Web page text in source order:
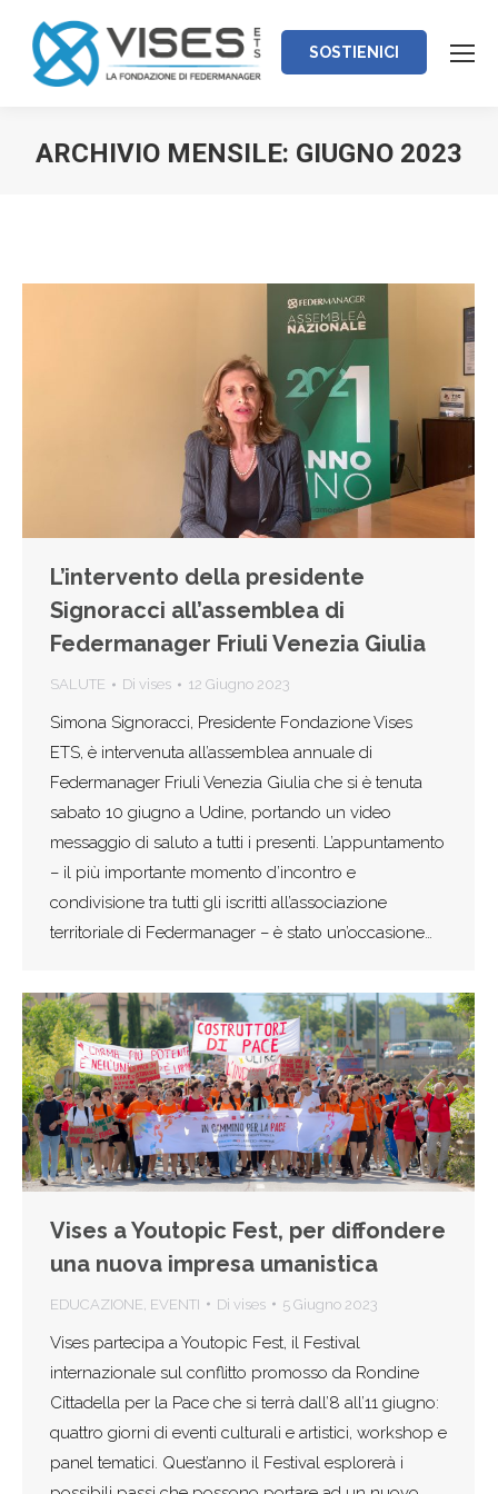
SOSTIENICI
ARCHIVIO MENSILE: GIUGNO 2023
L’intervento della presidente
Signoracci all’assemblea di
Federmanager Friuli Venezia Giulia
SALUTE Di vises 12 Giugno 2023
Simona Signoracci, Presidente Fondazione Vises
ETS, è intervenuta all’assemblea annuale di
Federmanager Friuli Venezia Giulia che si è tenuta
sabato 10 giugno a Udine, portando un video
messaggio di saluto a tutti i presenti. L’appuntamento
– il più importante momento d’incontro e
condivisione tra tutti gli iscritti all’associazione
territoriale di Federmanager – è stato un’occasione…
Vises a Youtopic Fest, per diffondere
una nuova impresa umanistica
EDUCAZIONE EVENTI Di vises 5 Giugno 2023
Vises partecipa a Youtopic Fest, il Festival
internazionale sul conflitto promosso da Rondine
Cittadella per la Pace che si terrà dall’8 all’11 giugno:
quattro giorni di eventi culturali e artistici, workshop e
panel tematici. Quest’anno il Festival esplorerà i